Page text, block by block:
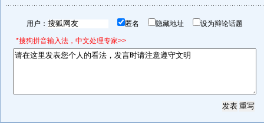
用户： 匿名 隐藏地址 设为辩论话题
*搜狗拼音输入法，中文处理专家>>